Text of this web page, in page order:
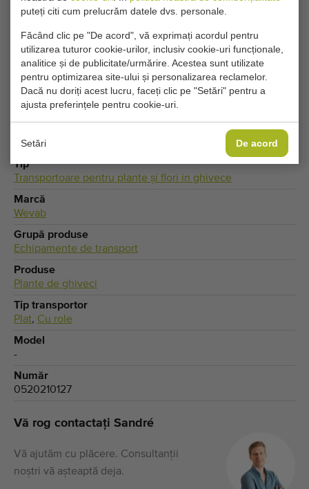
puteți citi cum prelucrăm datele dvs. personale.
Făcând clic pe "De acord", vă exprimați acordul pentru
utilizarea tuturor cookie-urilor, inclusiv cookie-uri funcționale,
analitice și de publicitate/urmărire. Acestea sunt utilizate
pentru optimizarea site-ului și personalizarea reclamelor.
Dacă nu doriți acest lucru, faceți clic pe "Setări" pentru a
ajusta preferințele pentru cookie-uri.
Setări De acord
Setările dvs. actuale de cookie blochează această
parte. Ajustați setările de cookie pentru a accesa
această parte.
MODIFICĂ SETĂRILE COOKIE-URILOR
Tip
Transportoare pentru plante și flori in ghivece
Marcă
Wevab
Grupă produse
Echipamente de transport
Produse
Plante de ghiveci
Tip transportor
Plat, Cu role
Model
-
Număr
0520210127
Vă rog contactați Sandré
Vă ajutăm cu plăcere. Consultanții
noștri vă așteaptă deja.